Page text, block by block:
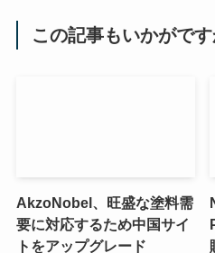
この記事もいかがです
AkzoNobel、旺盛な塗料需
要に対応するため中国サイ
トをアップグレード